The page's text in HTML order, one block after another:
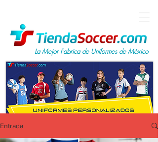
La Mejor Fabrica de Uniformes de México
Entrada